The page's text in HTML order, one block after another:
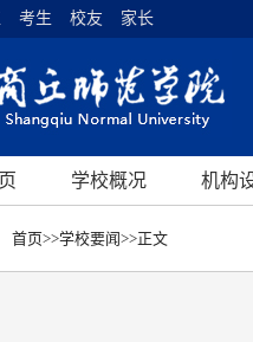
考生 校友 家长
学校概况 机构
首页>>学校要闻>>正文